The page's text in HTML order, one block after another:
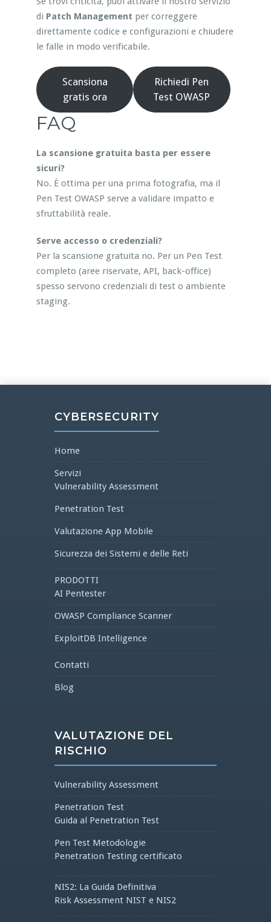
di Patch Management per correggere
direttamente codice e configurazioni e chiudere
le falle in modo verificabile.
Scansiona
gratis ora
Richiedi Pen
Test OWASP
FAQ
La scansione gratuita basta per essere
sicuri?
No. È ottima per una prima fotografia, ma il
Pen Test OWASP serve a validare impatto e
sfruttabilità reale.
Serve accesso o credenziali?
Per la scansione gratuita no. Per un Pen Test
completo (aree riservate, API, back-office)
spesso servono credenziali di test o ambiente
staging.
CYBERSECURITY
Home
Servizi
Vulnerability Assessment
Penetration Test
Valutazione App Mobile
Sicurezza dei Sistemi e delle Reti
PRODOTTI
AI Pentester
OWASP Compliance Scanner
ExploitDB Intelligence
Contatti
Blog
VALUTAZIONE DEL
RISCHIO
Vulnerability Assessment
Penetration Test
Guida al Penetration Test
Pen Test Metodologie
Penetration Testing certificato
NIS2: La Guida Definitiva
Risk Assessment NIST e NIS2